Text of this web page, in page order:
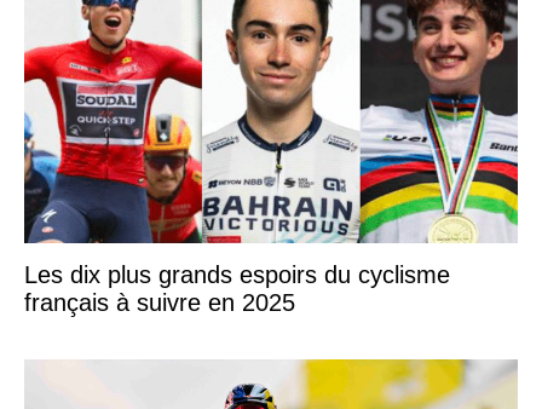
Les dix plus grands espoirs du cyclisme
français à suivre en 2025